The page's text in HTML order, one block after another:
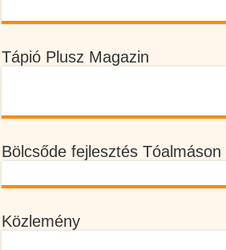
Tápió Plusz Magazin
Bölcsőde fejlesztés Tóalmáson
Közlemény